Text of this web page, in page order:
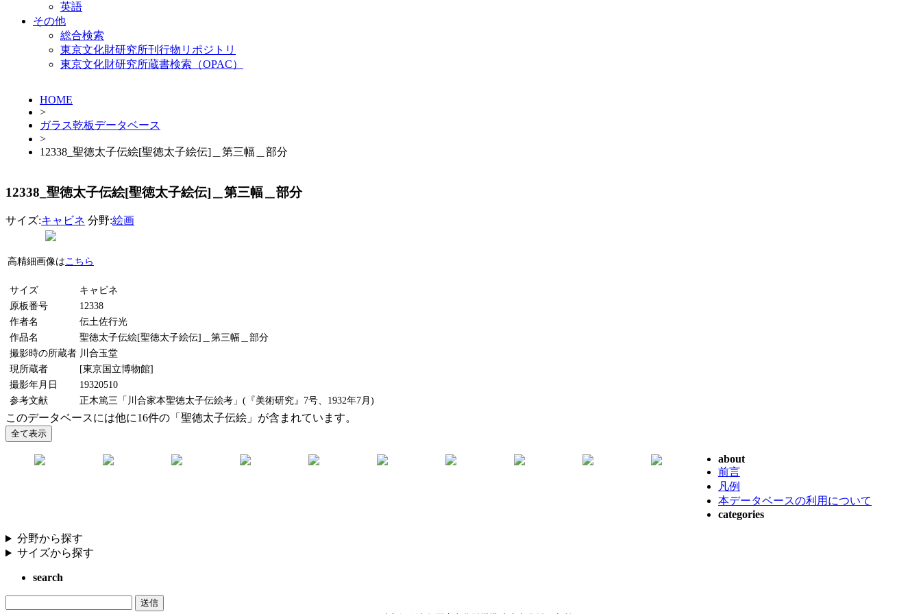
英語
その他
総合検索
東京文化財研究所刊行物リポジトリ
東京文化財研究所蔵書検索（OPAC）
HOME
>
ガラス乾板データベース
>
12338_聖徳太子伝絵[聖徳太子絵伝]＿第三幅＿部分
12338_聖徳太子伝絵[聖徳太子絵伝]＿第三幅＿部分
サイズ:キャビネ 分野:絵画
高精細画像はこちら
サイズ
キャビネ
原板番号
12338
作者名
伝土佐行光
作品名
聖徳太子伝絵[聖徳太子絵伝]＿第三幅＿部分
撮影時の所蔵者 川合玉堂
現所蔵者
[東京国立博物館]
撮影年月日
19320510
参考文献
正木篤三「川合家本聖徳太子伝絵考」(『美術研究』7号、1932年7月)
このデータベースには他に16件の「聖徳太子伝絵」が含まれています。
about
前言
凡例
本データベースの利用について
categories
分野から探す
サイズから探す
search